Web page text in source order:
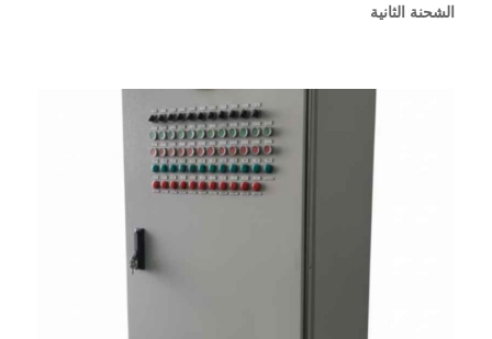
الشحنة الثانية